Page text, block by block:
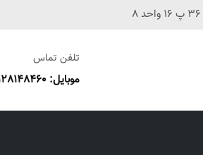
تلفن تماس
موبایل: 09128148460 تلفن ثابت: 38673087 051